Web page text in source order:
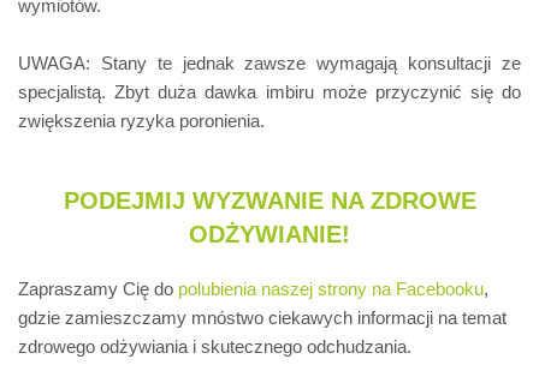
wymiotów.
UWAGA: Stany te jednak zawsze wymagają konsultacji ze
specjalistą. Zbyt duża dawka imbiru może przyczynić się do
zwiększenia ryzyka poronienia.
PODEJMIJ WYZWANIE NA ZDROWE
ODŻYWIANIE!
Zapraszamy Cię do polubienia naszej strony na Facebooku,
gdzie zamieszczamy mnóstwo ciekawych informacji na temat
zdrowego odżywiania i skutecznego odchudzania.